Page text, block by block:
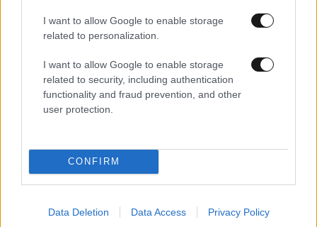
I want to allow Google to enable storage
related to personalization.
I want to allow Google to enable storage
related to security, including authentication
functionality and fraud prevention, and other
user protection.
CONFIRM
Data Deletion Data Access Privacy Policy
ΚΟΣΜΟΣ05·08·2026 23:47
σύμβουλος στη Νέα Ζηλανδία βγήκε live σε